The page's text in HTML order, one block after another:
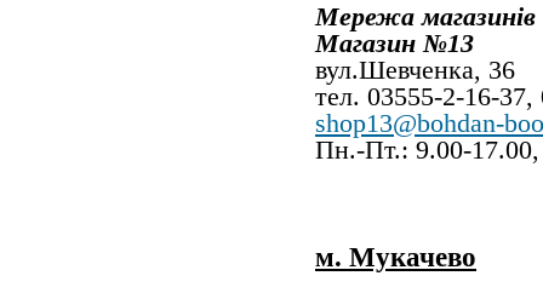
Мережа магазинів
Магазин №13
тел. 03555-2-16-
shop13@bohdan-
Пн.-Пт.: 9.00-17.00,
м. Мукачево